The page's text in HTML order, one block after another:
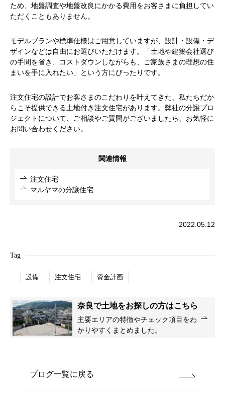
ため、 地盤調査や地盤改良にかかる費用をお客さまに負担してい
ただくこともありません。
モデルプランや標準仕様はご用意していますが、設計・設備・デ
ザインなどは自由にお選びいただけます。「土地や建築会社選び
の手間を省き、コストダウンしながらも、ご家族さまの理想の住
まいを手に入れたい」という方にぴったりです。
注文住宅の設計でお客さまのこだわりを叶えてきた、私たちだか
らこそ提供できる土地付き注文住宅があります。弊社の分譲プロ
ジェクトについて、ご相談やご質問がございましたら、お気軽に
お問い合わせください。
関連情報
注文住宅
マルヤマの分譲住宅
2022.05.12
Tag
設備 注文住宅 資金計画
奈良で土地をお探しの方はこちら
主要エリアの特徴やチェック項目をわ
かりやすくまとめました。
ブログ一覧に戻る